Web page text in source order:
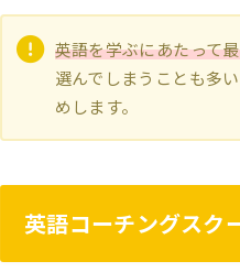
英語を学ぶにあたって
選んでしまうことも多い
めします。
英語コーチングスク